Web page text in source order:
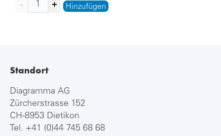
Hinzufügen
Standort
Diagramma AG
Zürcherstrasse 152
CH-8953 Dietikon
Tel. +41 (0)44 745 68 68